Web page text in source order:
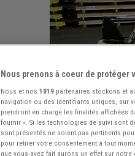
Nous prenons à coeur de protéger
Nous et nos 1019 partenaires stockons et
navigation ou des identifiants uniques, sur
prendront en charge les finalités affichées
fournir ». Si les technologies de suivi sont
sont présentés ne soient pas pertinents
pour retirer votre consentement à tout
que vous avez fait aurons un effet sur